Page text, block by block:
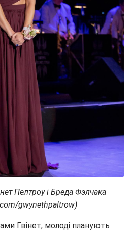
Пелтроу і Бреда Фэлчака
gwynethpaltrow)
Гвінет, молоді планують